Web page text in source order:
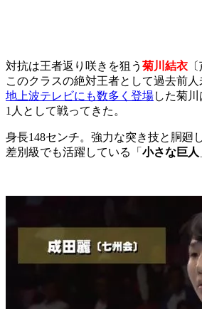
対抗は王者返り咲きを狙う 菊川結衣
このクラスの絶対王者として過去前人
地上波テレビにも数多く登場した菊
1人として戦ってきた。
身長148センチ。強力な突き技と胴廻
差別級でも活躍している「 小さな巨人